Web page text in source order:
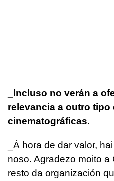
_Incluso no verán a
relevancia a outro tipo
cinematográficas.
_Á hora de dar valor,
noso. Agradezo moito
resto da organización